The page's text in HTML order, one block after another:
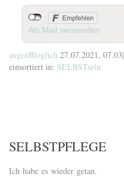
Als Mail versenden
augenBloglich 27.07.2021, 07.03|
einsortiert in: SELBSTsein
SELBSTPFLEGE
Ich habe es wieder getan.